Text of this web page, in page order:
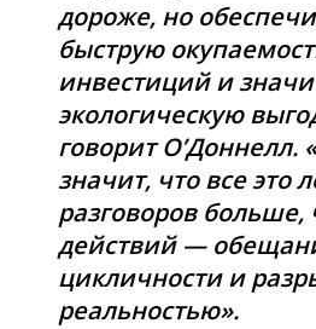
дороже, но
быструю
инвестиций и
экологическую
говорит О’Доннелл.
значит, что все это
разговоров больше,
действий —
цикличности и
реальностью».